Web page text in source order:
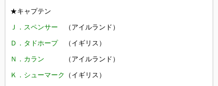
★キャプテン
Ｊ．スペンサー （アイルランド）
Ｄ．タドホープ（イギリス）
Ｎ．カラン （アイルランド）
Ｋ．シューマーク （イギリス）